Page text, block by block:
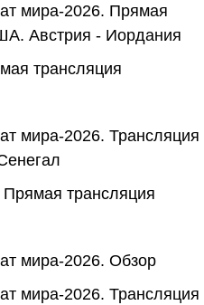
мира-2026. Прямая
Австрия - Иордания
трансляция
мира-2026. Трансляция
трансляция
мира-2026. Обзор
мира-2026. Трансляция